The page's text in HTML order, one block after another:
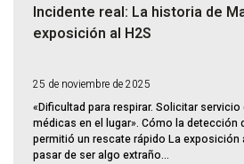
Incidente real: La historia de
exposición al H2S
25 de noviembre de 2025
«Dificultad para respirar. Solicitar
médicas en el lugar». Cómo la detección
permitió un rescate rápido La
pasar de ser algo extraño...